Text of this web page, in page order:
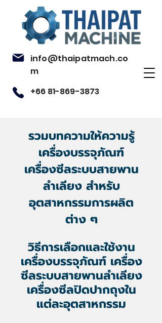
info@thaipatmach.co
m
+66 81-869-3873
รวมบทความให้ความรู้
เครื่องบรรจุภัณฑ์
เครื่องซีลระบบสายพาน
ลำเลียง สำหรับ
อุตสาหกรรมการผลิต
ต่าง ๆ
วิธีการเลือกและใช้งาน
เครื่องบรรจุภัณฑ์เครื่อง
ซีลระบบสายพานลำเลียง
เครื่องซีลปิดปากถุงใน
แต่ละอุตสาหกรรม